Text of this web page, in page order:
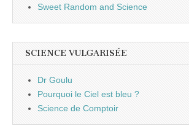
Sweet Random and Science
SCIENCE VULGARISÉE
Dr Goulu
Pourquoi le Ciel est bleu ?
Science de Comptoir